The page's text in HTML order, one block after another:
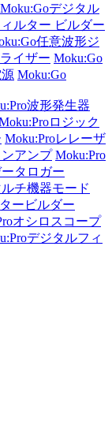
Moku:Goデジタル
ルター ビルダー
任意波形ジ
イザー Moku:Go
Moku:Go
波形発生器
ロジック
Moku:Proレレーザ
アンプ Moku:Pro
タロガー
チ機器モード
ービルダー
オシロスコープ
デジタルフィ